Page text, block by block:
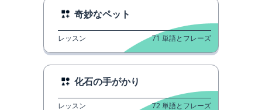
奇妙なペット
レッスン 71 単語とフレーズ
化石の手がかり
レッスン 72単語とフレーズ